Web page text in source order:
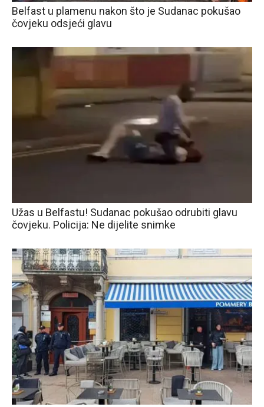
Belfast u plamenu nakon što je Sudanac pokušao
čovjeku odsjeći glavu
Užas u Belfastu! Sudanac pokušao odrubiti glavu
čovjeku. Policija: Ne dijelite snimke